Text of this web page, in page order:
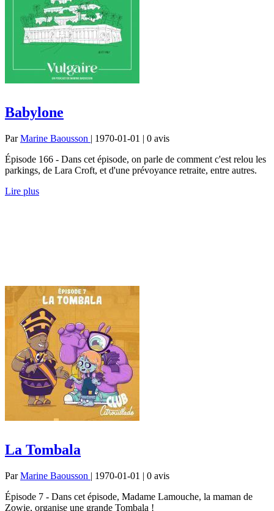
Babylone
ParMarine Baousson | 1970-01-01 | 0 avis
Épisode 166 - Dans cet épisode, on parle de comment c'est relou les
parkings, de Lara Croft, et d'une prévoyance retraite, entre autres.
Lire plus
La Tombala
ParMarine Baousson | 1970-01-01 | 0 avis
Épisode 7 - Dans cet épisode, Madame Lamouche, la maman de
Zowie, organise une grande Tombala !